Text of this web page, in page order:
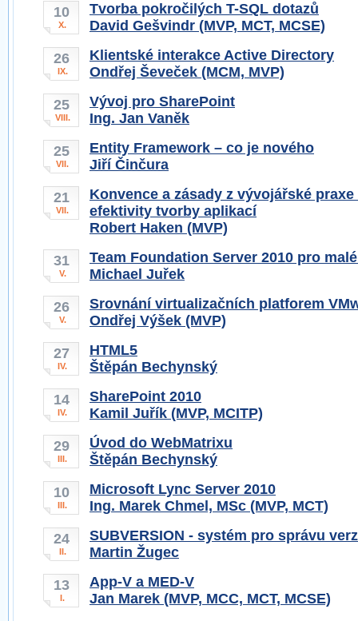
10
X.
Tvorba pokročilých T-SQL dotazů
David Gešvindr (MVP, MCT, MCSE)
26
IX.
Klientské interakce Active Directory
Ondřej Ševeček (MCM, MVP)
25
VIII.
Vývoj pro SharePoint
Ing. Jan Vaněk
25
VII.
Entity Framework – co je nového
Jiří Činčura
21
VII.
Konvence a zásady z vývojářské
efektivity tvorby aplikací
Robert Haken (MVP)
31
V.
Team Foundation Server 2010 pro
Michael Juřek
26
V.
Srovnání virtualizačních platforem
Ondřej Výšek (MVP)
27
IV.
HTML5
Štěpán Bechynský
14
IV.
SharePoint 2010
Kamil Juřík (MVP, MCITP)
29
III.
Úvod do WebMatrixu
Štěpán Bechynský
10
III.
Microsoft Lync Server 2010
Ing. Marek Chmel, MSc (MVP, MCT)
24
II.
SUBVERSION - systém pro správu
Martin Žugec
13
I.
App-V a MED-V
Jan Marek (MVP, MCC, MCT, MCSE)